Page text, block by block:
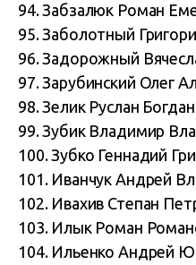
94. Забзалюк Роман
95. Заболотный
96. Задорожный
97. Зарубинский Олег
98. Зелик Руслан
99. Зубик Владимир
100. Зубко Геннадий
101. Иванчук Андрей
102. Ивахив Степан
103. Илык Роман
104. Ильенко Андрей